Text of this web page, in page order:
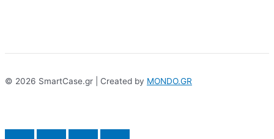
© 2026 SmartCase.gr | Created by MONDO.GR